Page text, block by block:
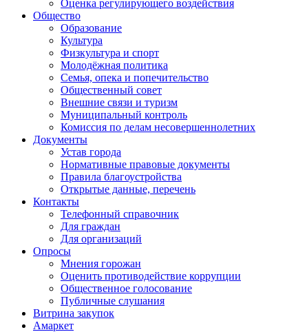
Оценка регулирующего воздействия
Общество
Образование
Культура
Физкультура и спорт
Молодёжная политика
Семья, опека и попечительство
Общественный совет
Внешние связи и туризм
Муниципальный контроль
Комиссия по делам несовершеннолетних
Документы
Устав города
Нормативные правовые документы
Правила благоустройства
Открытые данные, перечень
Контакты
Телефонный справочник
Для граждан
Для организаций
Опросы
Мнения горожан
Оценить противодействие коррупции
Общественное голосование
Публичные слушания
Витрина закупок
Амаркет